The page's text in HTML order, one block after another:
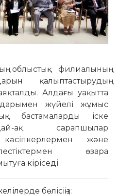
облыстық филиалының
қалыптастырудың
Алдағы уақытта
жүйелі жұмыс
бастамаларды іске
ақ сарапшылар
және
өзара
кіріседі.
бөлісіңіз: